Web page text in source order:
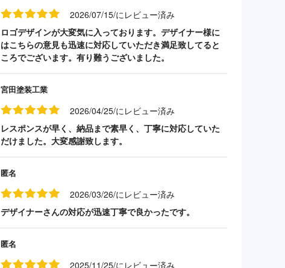
2026/07/15/にレビュー済み
ロゴデザインが大変気に入っております。デザイナー様に
はこちらの意見も迅速に対応していただき満足致してると
ころでございます。有り難うございました。
宮田塗装工業
2026/04/25/にレビュー済み
レスポンスが早く、納品まで素早く、丁寧に対応していた
だけました。大変感謝致します。
匿名
2026/03/26/にレビュー済み
デザイナーさんの対応が迅速丁寧で良かったです。
匿名
2025/11/25/にレビュー済み